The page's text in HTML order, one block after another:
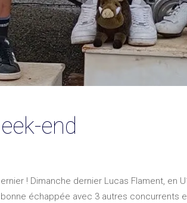
end
! Dimanche dernier Lucas Flament,
échappée avec 3 autres concurrents